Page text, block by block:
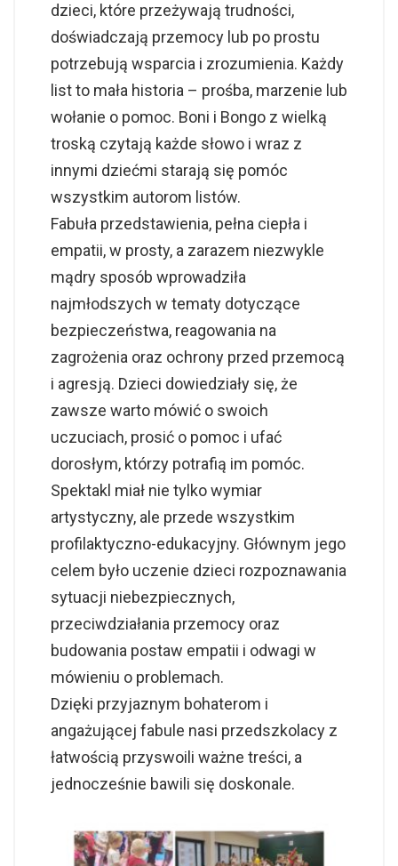
dzieci, które przeżywają trudności,
doświadczają przemocy lub po prostu
potrzebują wsparcia i zrozumienia. Każdy
list to mała historia – prośba, marzenie lub
wołanie o pomoc. Boni i Bongo z wielką
troską czytają każde słowo i wraz z
innymi dziećmi starają się pomóc
wszystkim autorom listów.
Fabuła przedstawienia, pełna ciepła i
empatii, w prosty, a zarazem niezwykle
mądry sposób wprowadziła
najmłodszych w tematy dotyczące
bezpieczeństwa, reagowania na
zagrożenia oraz ochrony przed przemocą
i agresją. Dzieci dowiedziały się, że
zawsze warto mówić o swoich
uczuciach, prosić o pomoc i ufać
dorosłym, którzy potrafią im pomóc.
Spektakl miał nie tylko wymiar
artystyczny, ale przede wszystkim
profilaktyczno-edukacyjny. Głównym jego
celem było uczenie dzieci rozpoznawania
sytuacji niebezpiecznych,
przeciwdziałania przemocy oraz
budowania postaw empatii i odwagi w
mówieniu o problemach.
Dzięki przyjaznym bohaterom i
angażującej fabule nasi przedszkolacy z
łatwością przyswoili ważne treści, a
jednocześnie bawili się doskonale.